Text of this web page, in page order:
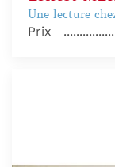
Une lecture
Prix